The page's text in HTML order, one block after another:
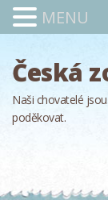
Česká
Naši chovatelé
poděkovat.
MENU